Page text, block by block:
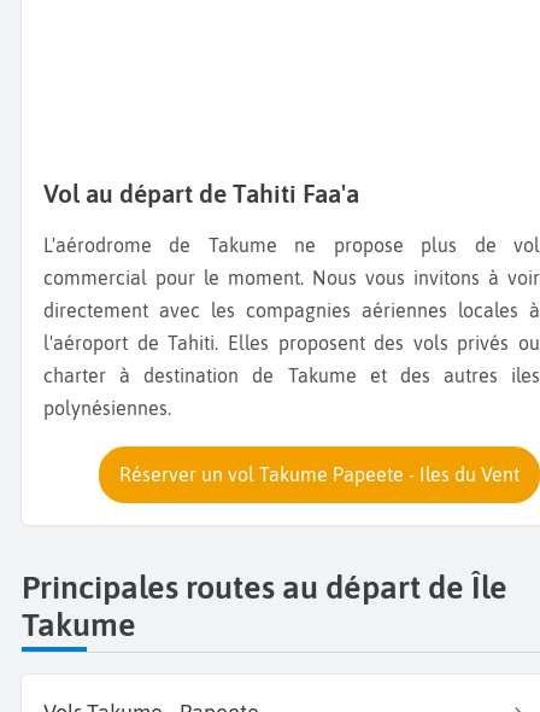
Vol au départ de Tahiti Faa'a
L'aérodrome de Takume ne propose plus de vol
commercial pour le moment. Nous vous invitons à voir
directement avec les compagnies aériennes locales à
l'aéroport de Tahiti. Elles proposent des vols privés ou
charter à destination de Takume et des autres iles
polynésiennes.
Réserver un vol Takume Papeete - Iles du Vent
Principales routes au départ de Île
Takume